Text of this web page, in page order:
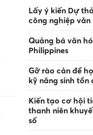
Lấy ý kiến Dự
công nghiệp
Quảng bá văn
Philippines
Gỡ rào cản để
kỹ năng sinh
Kiến tạo cơ hội
thanh niên
số